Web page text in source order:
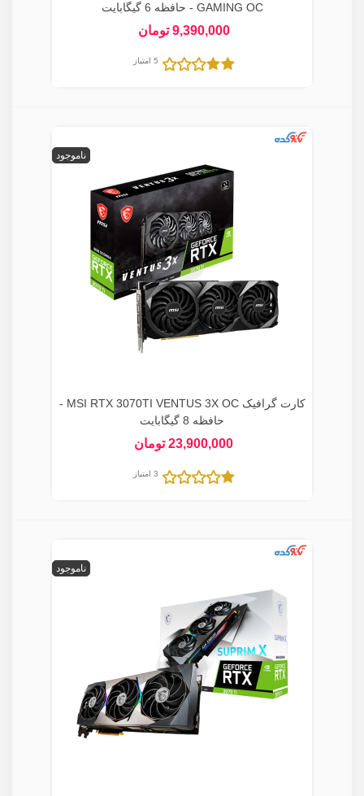
GAMING OC - حافظه 6 گیگابایت
9,390,000 تومان
5 امتیاز
ناموجود
کارت گرافیک MSI RTX 3070TI VENTUS 3X OC -
حافظه 8 گیگابایت
23,900,000 تومان
3 امتیاز
ناموجود